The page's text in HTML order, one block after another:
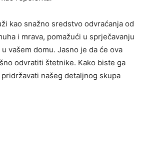
kao snažno sredstvo odvraćanja od
i mrava, pomažući u sprječavanju
vašem domu. Jasno je da će ova
odvratiti štetnike. Kako biste ga
našeg detaljnog skupa